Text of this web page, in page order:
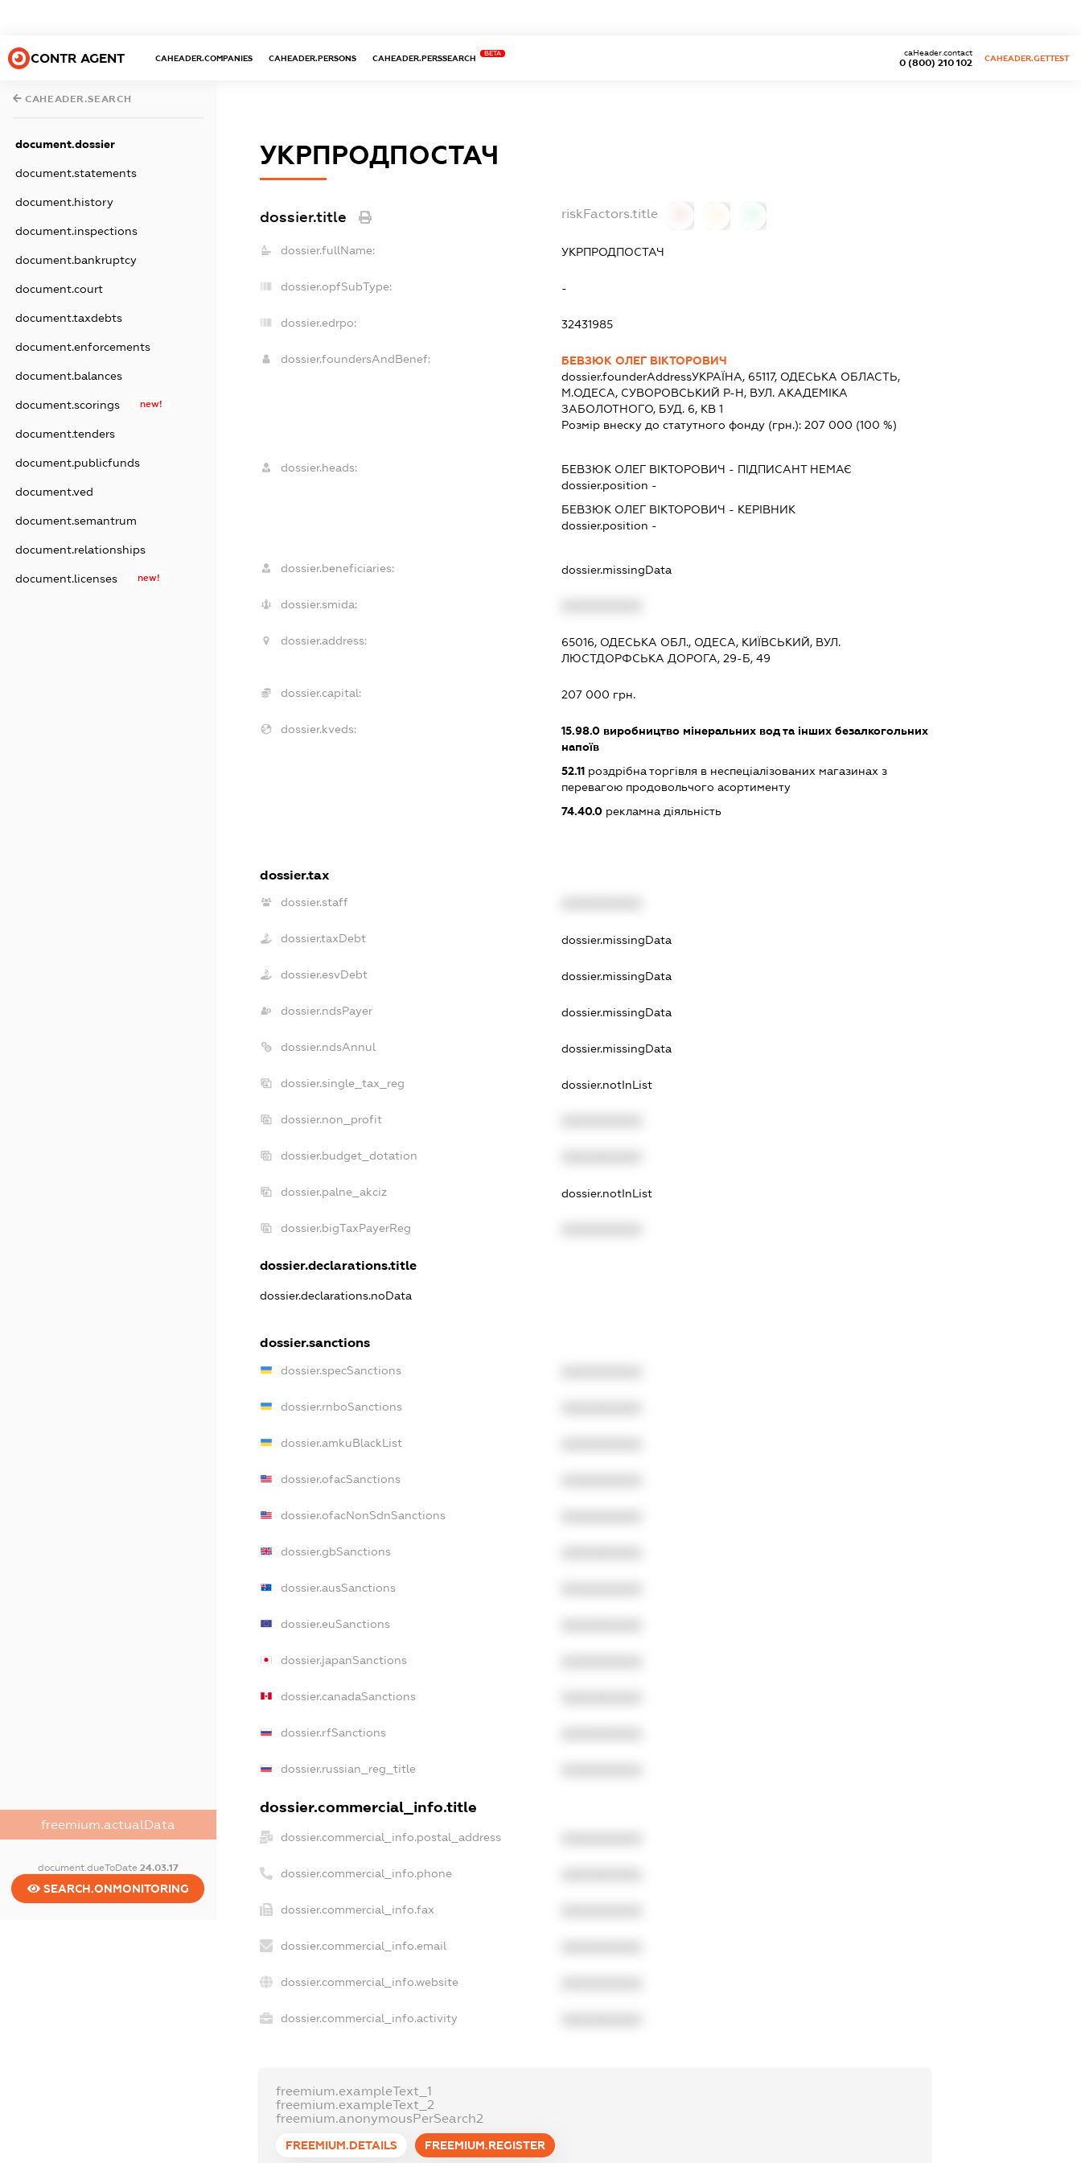
CONTR AGENT CAHEADER.COMPANIES CAHEADER.PERSONS CAHEADER.PERSSEARCH
BETA
0 (800) 210 102
caHeader.contact
CAHEADER.GETTEST
CAHEADER.SEARCH
document.dossier
document.statements
document.history
document.inspections
document.bankruptcy
document.court
document.taxdebts
document.enforcements
document.balances
document.scorings new!
document.tenders
document.publicfunds
document.ved
document.semantrum
document.relationships
document.licenses new!
freemium.actualData
document.dueToDate 24.03.17
SEARCH.ONMONITORING
УКРПРОДПОСТАЧ
dossier.title riskFactors.title
dossier.fullName: УКРПРОДПОСТАЧ
dossier.opfSubType: -
dossier.edrpo: 32431985
dossier.foundersAndBenef:
БЕВЗЮК ОЛЕГ ВІКТОРОВИЧ
dossier.founderAddressУКРАЇНА, 65117, ОДЕСЬКА ОБЛАСТЬ,
М.ОДЕСА, СУВОРОВСЬКИЙ Р-Н, ВУЛ. АКАДЕМІКА
ЗАБОЛОТНОГО, БУД. 6, КВ 1
Розмір внеску до статутного фонду (грн.): 207 000 (100 %)
dossier.heads: БЕВЗЮК ОЛЕГ ВІКТОРОВИЧ - ПІДПИСАНТНЕМАЄ
dossier.position -
БЕВЗЮК ОЛЕГ ВІКТОРОВИЧ - КЕРІВНИК
dossier.position -
dossier.beneficiaries: dossier.missingData
dossier.smida:
dossier.address:
65016, ОДЕСЬКА ОБЛ., ОДЕСА, КИЇВСЬКИЙ, ВУЛ.
ЛЮСТДОРФСЬКА ДОРОГА, 29-Б, 49
dossier.capital: 207 000 грн.
dossier.kveds: 15.98.0виробництво мінеральних вод та інших безалкогольних
напоїв
52.11роздрібна торгівля в неспеціалізованих магазинах з
перевагою продовольчого асортименту
74.40.0рекламна діяльність
dossier.tax
dossier.staff
dossier.taxDebt dossier.missingData
dossier.esvDebt dossier.missingData
dossier.ndsPayer dossier.missingData
dossier.ndsAnnul dossier.missingData
dossier.single_tax_reg dossier.notInList
dossier.non_profit
dossier.budget_dotation
dossier.palne_akciz dossier.notInList
dossier.bigTaxPayerReg
dossier.declarations.title
dossier.declarations.noData
dossier.sanctions
dossier.specSanctions
dossier.rnboSanctions
dossier.amkuBlackList
dossier.ofacSanctions
dossier.ofacNonSdnSanctions
dossier.gbSanctions
dossier.ausSanctions
dossier.euSanctions
dossier.japanSanctions
dossier.canadaSanctions
dossier.rfSanctions
dossier.russian_reg_title
dossier.commercial_info.title
dossier.commercial_info.postal_address
dossier.commercial_info.phone
dossier.commercial_info.fax
dossier.commercial_info.email
dossier.commercial_info.website
dossier.commercial_info.activity
freemium.exampleText_1
freemium.exampleText_2
freemium.anonymousPerSearch2
FREEMIUM.DETAILS FREEMIUM.REGISTER